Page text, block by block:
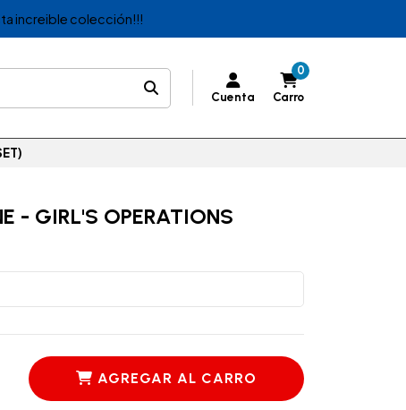
increible colección!!!
Cuenta
0
Carro
- GIRL'S OPERATIONS
AGREGAR AL CARRO